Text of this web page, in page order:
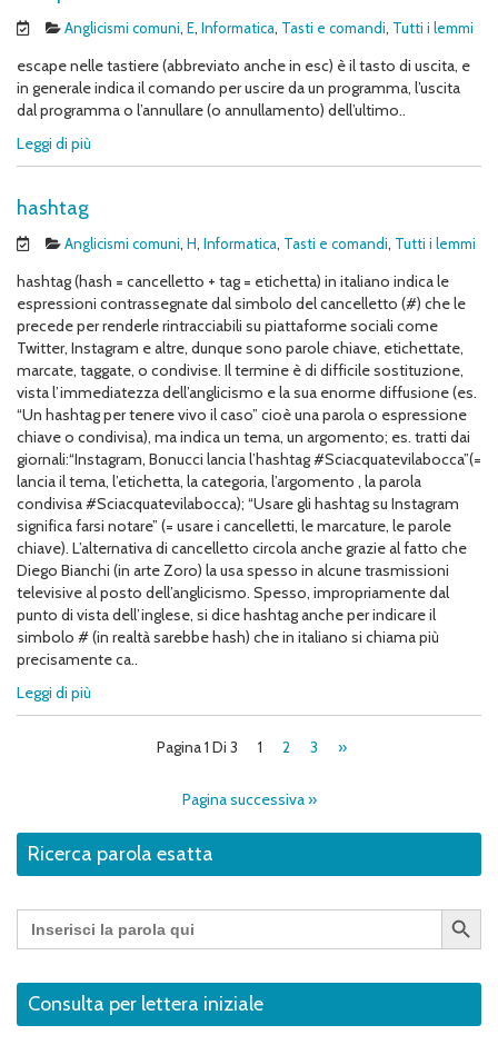
Anglicismi comuni, E, Informatica, Tasti e comandi, Tutti i lemmi
escape nelle tastiere (abbreviato anche in esc) è il tasto di uscita, e
in generale indica il comando per uscire da un programma, l’uscita
dal programma o l’annullare (o annullamento) dell’ultimo..
Leggi di più
hashtag
Anglicismi comuni, H, Informatica, Tasti e comandi, Tutti i lemmi
hashtag (hash = cancelletto + tag = etichetta) in italiano indica le
espressioni contrassegnate dal simbolo del cancelletto (#) che le
precede per renderle rintracciabili su piattaforme sociali come
Twitter, Instagram e altre, dunque sono parole chiave, etichettate,
marcate, taggate, o condivise. Il termine è di difficile sostituzione,
vista l’immediatezza dell’anglicismo e la sua enorme diffusione (es.
“Un hashtag per tenere vivo il caso” cioè una parola o espressione
chiave o condivisa), ma indica un tema, un argomento; es. tratti dai
giornali:“Instagram, Bonucci lancia l’hashtag #Sciacquatevilabocca”(=
lancia il tema, l’etichetta, la categoria, l’argomento , la parola
condivisa #Sciacquatevilabocca); “Usare gli hashtag su Instagram
significa farsi notare” (= usare i cancelletti, le marcature, le parole
chiave). L’alternativa di cancelletto circola anche grazie al fatto che
Diego Bianchi (in arte Zoro) la usa spesso in alcune trasmissioni
televisive al posto dell’anglicismo. Spesso, impropriamente dal
punto di vista dell’inglese, si dice hashtag anche per indicare il
simbolo # (in realtà sarebbe hash) che in italiano si chiama più
precisamente ca..
Leggi di più
Pagina 1 Di 3 1 2 3 »
Pagina successiva »
Ricerca parola esatta
Search
for:
Search Button
Consulta per lettera iniziale